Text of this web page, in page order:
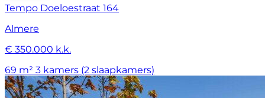
Tempo Doeloestraat 164
Almere
€ 350.000 k.k.
69 m² 3 kamers (2 slaapkamers)